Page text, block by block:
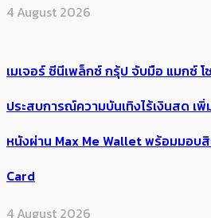
4 August 2026
เมเจอร์ ซีนีเพล็กซ์ กรุ้ป จับมือ แมกซ์
ประสบการณ์ความบันเทิงไร้เงินสด เ
หนังผ่าน Max Me Wallet พร้อมมอบ
Card
4 August 2026